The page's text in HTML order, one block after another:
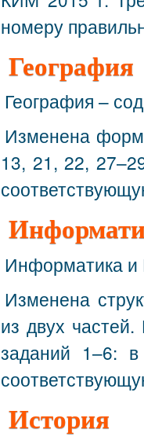
номеру
География
География –
Изменена
13, 21, 22,
Информатика и
Изменена
из двух
заданий 1–6:
История